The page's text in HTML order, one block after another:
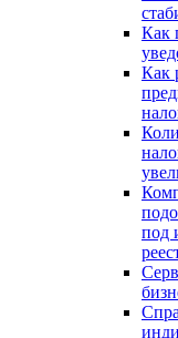
Как
Как
под